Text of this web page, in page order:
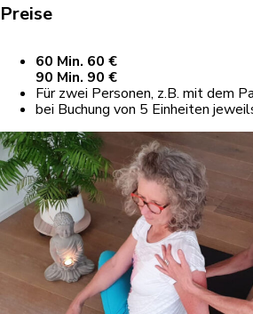
Preise
60 Min. 60 €
90 Min. 90 €
Für zwei Personen, z.B. mit dem
bei Buchung von 5 Einheiten